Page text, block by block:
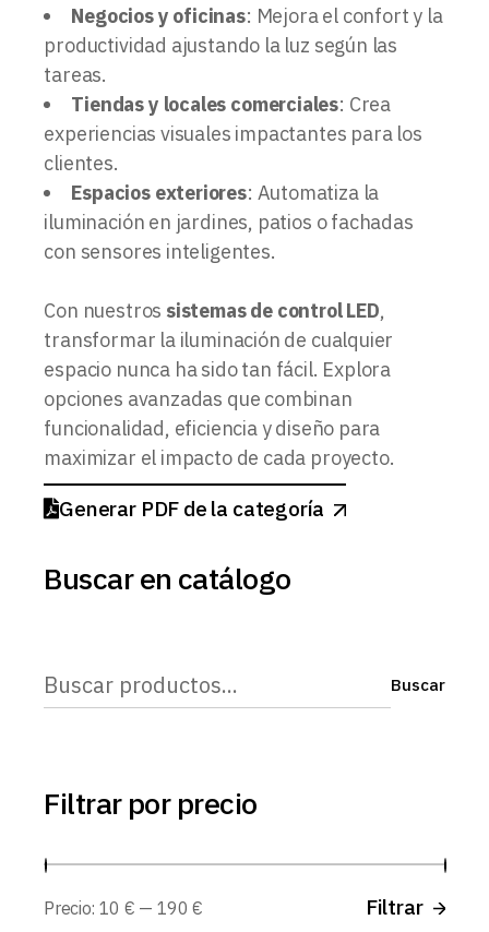
Negocios y oficinas: Mejora el confort y la
productividad ajustando la luz según las
tareas.
Tiendas y locales comerciales: Crea
experiencias visuales impactantes para los
clientes.
Espacios exteriores: Automatiza la
iluminación en jardines, patios o fachadas
con sensores inteligentes.
Con nuestros sistemas de control LED,
transformar la iluminación de cualquier
espacio nunca ha sido tan fácil. Explora
opciones avanzadas que combinan
funcionalidad, eficiencia y diseño para
maximizar el impacto de cada proyecto.
Generar PDF de la categoría
Buscar en catálogo
Buscar Buscar
Filtrar por precio
Filtrar
Precio: 10 € — 190 €